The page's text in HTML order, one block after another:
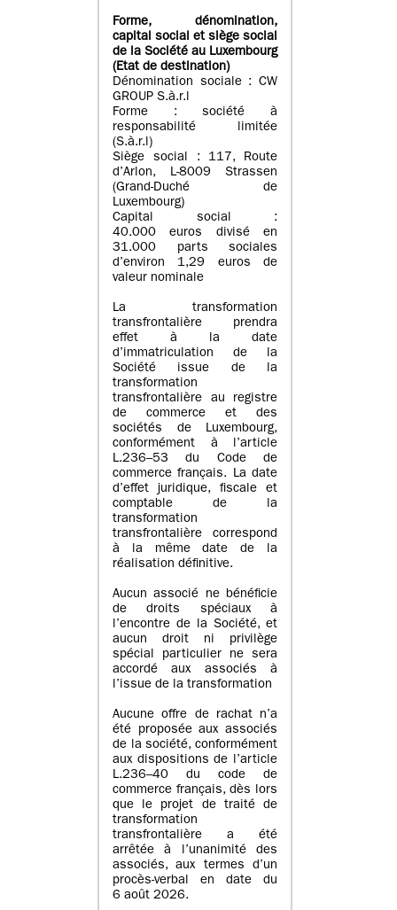
Forme, dénomination,
capital social et siège social
de la Société au Luxembourg
(Etat de destination)
Dénomination sociale : CW
GROUP S.à.r.l
Forme : société à
responsabilité limitée
(S.à.r.l)
Siège social : 117, Route
d’Arlon, L-8009 Strassen
(Grand-Duché de
Luxembourg)
Capital social :
40.000 euros divisé en
31.000 parts sociales
d’environ 1,29 euros de
valeur nominale
La transformation
transfrontalière prendra
effet à la date
d’immatriculation de la
Société issue de la
transformation
transfrontalière au registre
de commerce et des
sociétés de Luxembourg,
conformément à l’article
L.236–53 du Code de
commerce français. La date
d’effet juridique, fiscale et
comptable de la
transformation
transfrontalière correspond
à la même date de la
réalisation définitive.
Aucun associé ne bénéficie
de droits spéciaux à
l’encontre de la Société, et
aucun droit ni privilège
spécial particulier ne sera
accordé aux associés à
l’issue de la transformation
Aucune offre de rachat n’a
été proposée aux associés
de la société, conformément
aux dispositions de l’article
L.236–40 du code de
commerce français, dès lors
que le projet de traité de
transformation
transfrontalière a été
arrêtée à l’unanimité des
associés, aux termes d’un
procès-verbal en date du
6 août 2026.